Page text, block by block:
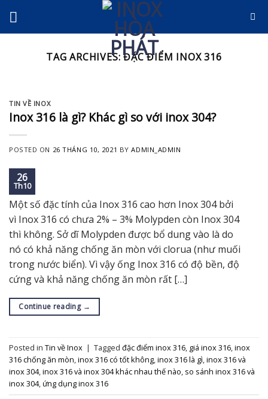
content
TAG ARCHIVES:ĐẶC ĐIỂM INOX 316
TIN VỀ INOX
Inox 316 là gì? Khác gì so với inox 304?
POSTED ON 26 THÁNG 10, 2021 BYADMIN_ADMIN
26
Th10
Một số đặc tính của Inox 316 cao hơn Inox 304 bởi
vì Inox 316 có chưa 2% – 3% Molypden còn Inox 304
thì không. Sở dĩ Molypden được bổ dung vào là do
nó có khả năng chống ăn mòn với clorua (như muối
trong nước biển). Vì vậy ống Inox 316 có độ bền, độ
cứng và khả năng chống ăn mòn rất […]
Continue reading →
Posted in Tin về Inox | Tagged đặc điểm inox 316, giá inox 316,inox
316 chống ăn mòn,inox 316 có tốt không,inox 316 là gì,inox 316 và
inox 304,inox 316 và inox 304 khác nhau thế nào, so sánh inox 316 và
inox 304, ứng dụng inox 316